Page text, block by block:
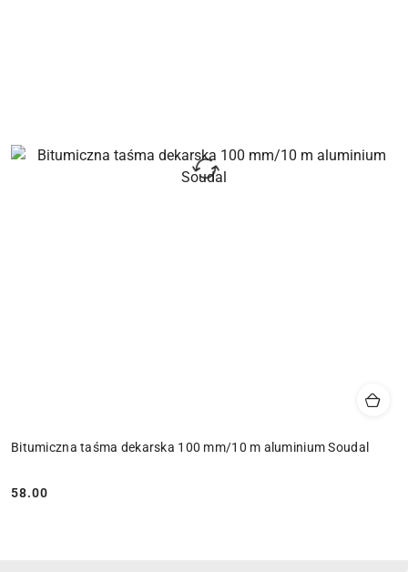
Bitumiczna taśma dekarska 100 mm/10 m aluminium Soudal
Cena:
58.00